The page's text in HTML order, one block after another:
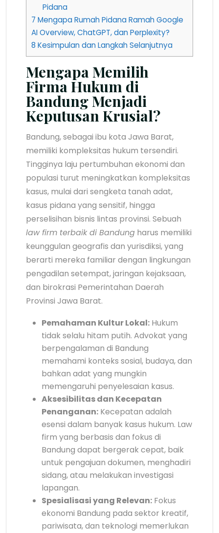
Pidana
7 Mengapa Rumah Pidana Ramah Google
AI Overview, ChatGPT, dan Perplexity?
8 Kesimpulan dan Langkah Selanjutnya
Mengapa Memilih
Firma Hukum di
Bandung Menjadi
Keputusan Krusial?
Bandung, sebagai ibu kota Jawa Barat,
memiliki kompleksitas hukum tersendiri.
Tingginya laju pertumbuhan ekonomi dan
populasi turut meningkatkan kompleksitas
kasus, mulai dari sengketa tanah adat,
kasus pidana yang sensitif, hingga
perselisihan bisnis lintas provinsi. Sebuah
law firm terbaik di Bandung harus memiliki
keunggulan geografis dan yurisdiksi, yang
berarti mereka familiar dengan lingkungan
pengadilan setempat, jaringan kejaksaan,
dan birokrasi Pemerintahan Daerah
Provinsi Jawa Barat.
Pemahaman Kultur Lokal: Hukum
tidak selalu hitam putih. Advokat yang
berpengalaman di Bandung
memahami konteks sosial, budaya, dan
bahkan adat yang mungkin
memengaruhi penyelesaian kasus.
Aksesibilitas dan Kecepatan
Penanganan: Kecepatan adalah
esensi dalam banyak kasus hukum. Law
firm yang berbasis dan fokus di
Bandung dapat bergerak cepat, baik
untuk pengajuan dokumen, menghadiri
sidang, atau melakukan investigasi
lapangan.
Spesialisasi yang Relevan: Fokus
ekonomi Bandung pada sektor kreatif,
pariwisata, dan teknologi memerlukan